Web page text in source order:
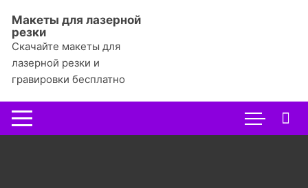
содержимому
Макеты для лазерной
резки
Скачайте макеты для
лазерной резки и
гравировки бесплатно